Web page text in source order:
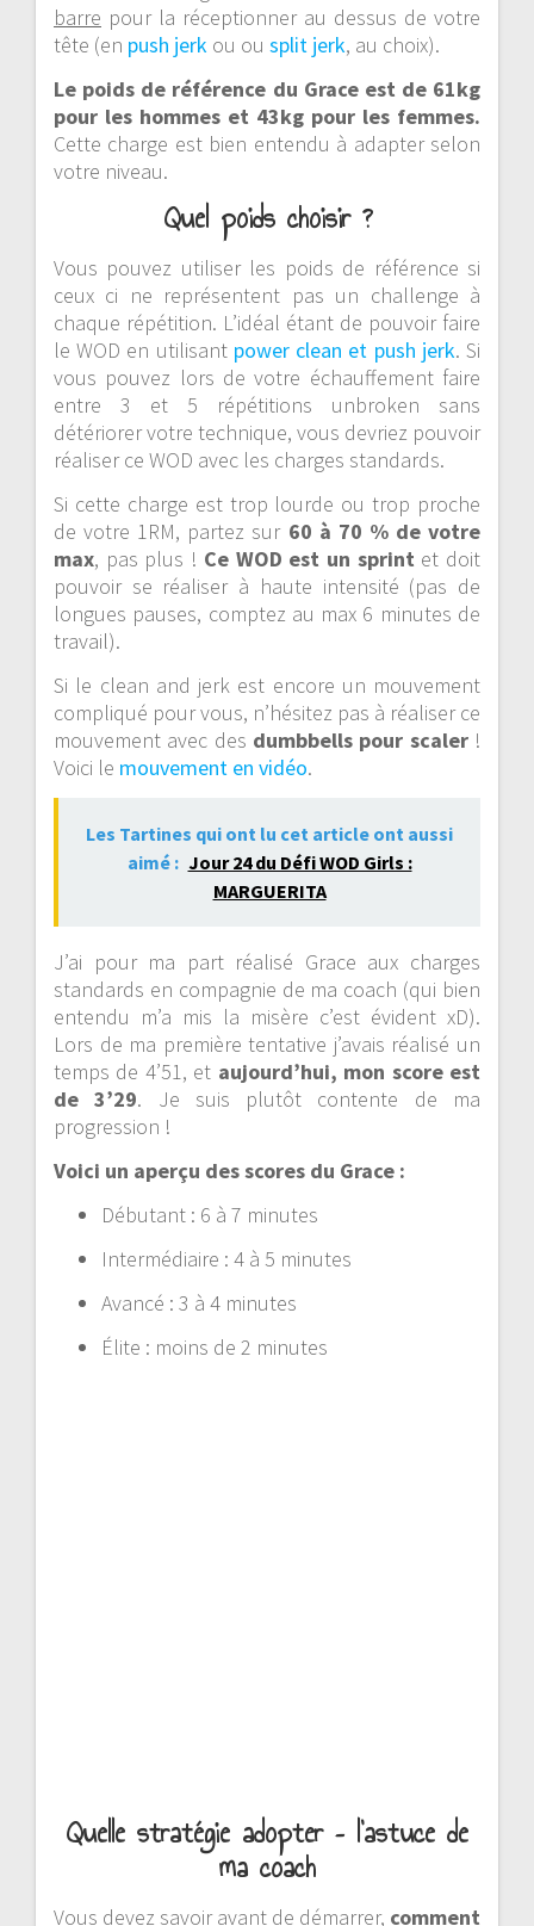
barre pour la réceptionner au dessus de votre
tête (en push jerk ou ou split jerk, au choix).
Le poids de référence du Graceest de 61kg
pour les hommes et 43kg pour les femmes.
Cette charge est bien entendu à adapter selon
votre niveau.
Quel poids choisir ?
Vous pouvez utiliser les poids de référence si
ceux ci ne représentent pas un challenge à
chaque répétition. L’idéal étant de pouvoir faire
le WOD en utilisant power clean et push jerk. Si
vous pouvez lors de votre échauffement faire
entre 3 et 5 répétitions unbroken sans
détériorer votre technique, vous devriez pouvoir
réaliser ce WOD avec les charges standards.
Si cette charge est trop lourde ou trop proche
de votre 1RM, partez sur 60 à 70 % de votre
max, pas plus ! Ce WOD est un sprint et doit
pouvoir se réaliser à haute intensité (pas de
longues pauses, comptez au max 6 minutes de
travail).
Si le clean and jerk est encore un mouvement
compliqué pour vous, n’hésitez pas à réaliser ce
mouvement avec des dumbbells pour scaler!
Voici le mouvement en vidéo.
Les Tartines qui ont lu cet article ont aussi
aimé : Jour 24 du Défi WOD Girls :
MARGUERITA
J’ai pour ma part réalisé Grace aux charges
standards en compagnie de ma coach (qui bien
entendu m’a mis la misère c’est évident xD).
Lors de ma première tentative j’avais réalisé un
temps de 4’51, et aujourd’hui, mon score est
de 3’29. Je suis plutôt contente de ma
progression !
Voici un aperçu des scores du Grace :
Débutant : 6 à 7 minutes
Intermédiaire : 4 à 5 minutes
Avancé : 3 à 4 minutes
Élite : moins de 2 minutes
Quelle stratégie adopter – l’astuce de
ma coach
Vous devez savoir avant de démarrer, comment